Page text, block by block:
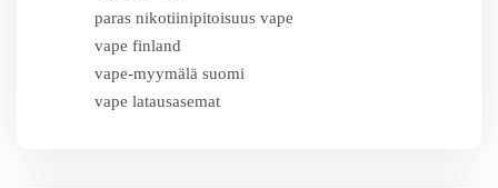
paras nikotiinipitoisuus vape
vape finland
vape-myymälä suomi
vape latausasemat